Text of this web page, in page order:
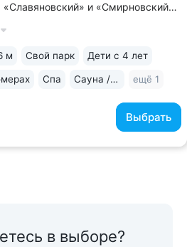
и «Смирновский»,
панорамным видом на горы,
Выбрать
м Свой парк Дети с 4 лет
Спа Сауна / хаммам ещё 1
в выборе?